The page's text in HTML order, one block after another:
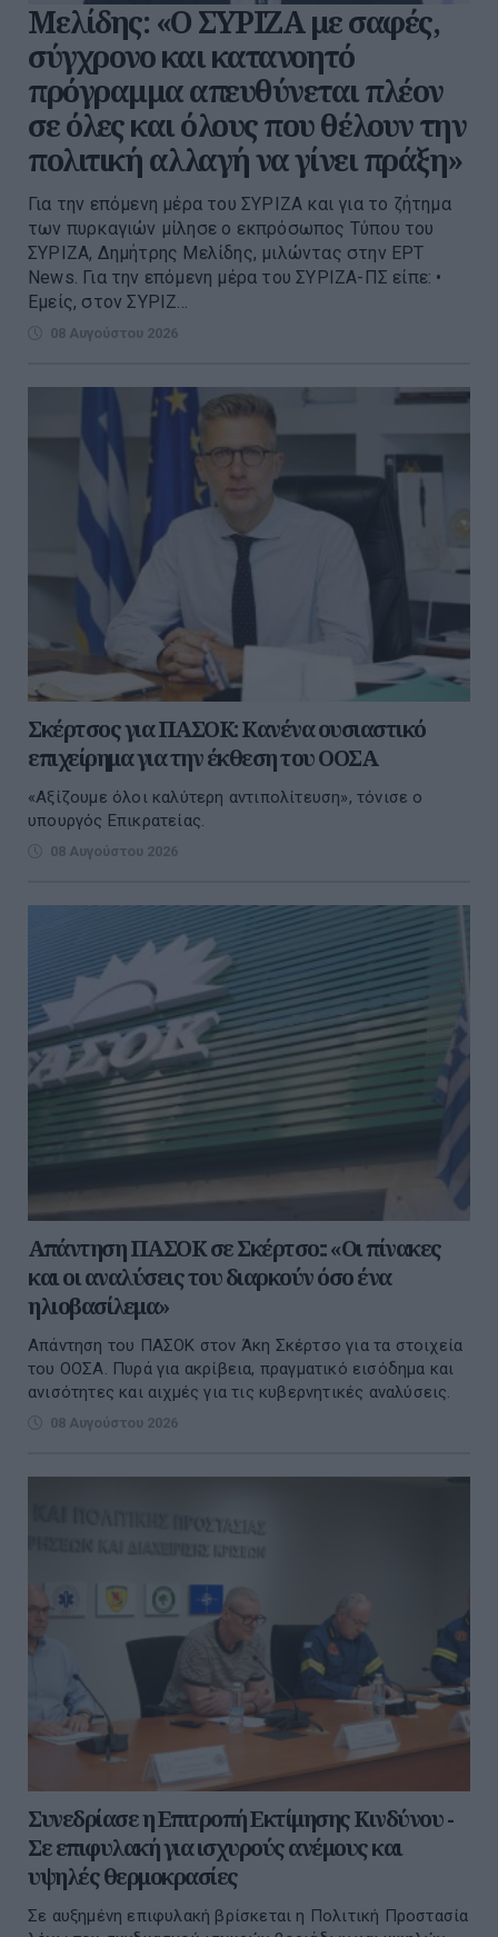
Μελίδης: «Ο ΣΥΡΙΖΑ με σαφές,
σύγχρονο και κατανοητό
πρόγραμμα απευθύνεται πλέον
σε όλες και όλους που θέλουν την
πολιτική αλλαγή να γίνει πράξη»
Για την επόμενη μέρα του ΣΥΡΙΖΑ και για το ζήτημα
των πυρκαγιών μίλησε ο εκπρόσωπος Τύπου του
ΣΥΡΙΖΑ, Δημήτρης Μελίδης, μιλώντας στην ΕΡΤ
Νews. Για την επόμενη μέρα του ΣΥΡΙΖΑ-ΠΣ είπε: •
Εμείς, στον ΣΥΡΙΖ...
08 Αυγούστου 2026
Σκέρτσος για ΠΑΣΟΚ: Κανένα ουσιαστικό
επιχείρημα για την έκθεση του ΟΟΣΑ
«Αξίζουμε όλοι καλύτερη αντιπολίτευση», τόνισε ο
υπουργός Επικρατείας.
08 Αυγούστου 2026
Απάντηση ΠΑΣΟΚ σε Σκέρτσο:: «Οι πίνακες
και οι αναλύσεις του διαρκούν όσο ένα
ηλιοβασίλεμα»
Απάντηση του ΠΑΣΟΚ στον Άκη Σκέρτσο για τα στοιχεία
του ΟΟΣΑ. Πυρά για ακρίβεια, πραγματικό εισόδημα και
ανισότητες και αιχμές για τις κυβερνητικές αναλύσεις.
08 Αυγούστου 2026
Συνεδρίασε η Επιτροπή Εκτίμησης Κινδύνου -
Σε επιφυλακή για ισχυρούς ανέμους και
υψηλές θερμοκρασίες
Σε αυξημένη επιφυλακή βρίσκεται η Πολιτική Προστασία